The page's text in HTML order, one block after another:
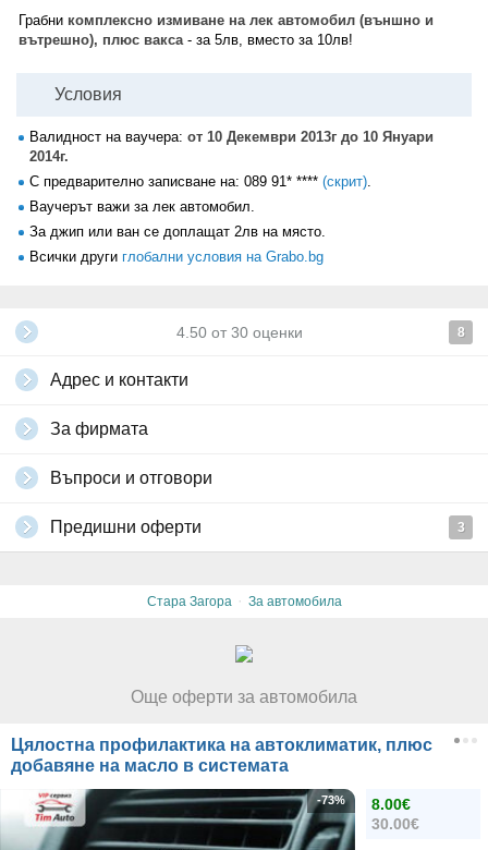
Грабни комплексно измиване на лек автомобил (външно и
вътрешно), плюс вакса - за 5лв, вместо за 10лв!
Условия
Валидност на ваучера: от 10 Декември 2013г до 10 Януари
2014г.
С предварително записване на: 089 91* **** (скрит).
Ваучерът важи за лек автомобил.
За джип или ван се доплащат 2лв на място.
Всички други глобални условия на Grabo.bg
4.50 от 30 оценки 8
Адрес и контакти
За фирмата
Въпроси и отговори
Предишни оферти 3
Стара Загора · За автомобила
Още оферти за автомобила
Цялостна профилактика на автоклиматик, плюс
добавяне на масло в системата
8.00€
30.00€
-73%